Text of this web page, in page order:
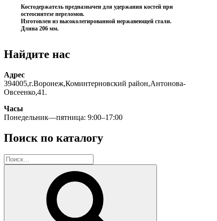
Костодержатель предназначен для удержания костей при
остеосинтезе переломов.
Изготовлен из высоколегированной нержавеющей стали.
Длина 206 мм.
Найдите нас
Адрес
394005,г.Воронеж,Коминтерновский район,Антонова-
Овсеенко,41.
Часы
Понедельник—пятница: 9:00–17:00
Поиск по каталогу
Искать: